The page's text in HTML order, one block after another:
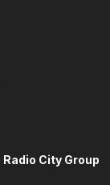
Radio City Group